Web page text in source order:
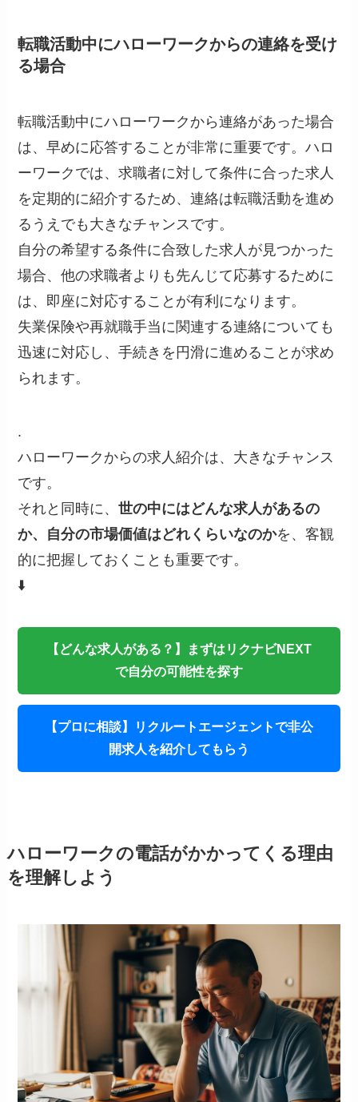
転職活動中にハローワークからの連絡を受け
る場合
転職活動中にハローワークから連絡があった場合
は、早めに応答することが非常に重要です。ハロ
ーワークでは、求職者に対して条件に合った求人
を定期的に紹介するため、連絡は転職活動を進め
るうえでも大きなチャンスです。
自分の希望する条件に合致した求人が見つかった
場合、他の求職者よりも先んじて応募するために
は、即座に対応することが有利になります。
失業保険や再就職手当に関連する連絡についても
迅速に対応し、手続きを円滑に進めることが求め
られます。
.
ハローワークからの求人紹介は、大きなチャンス
です。
それと同時に、世の中にはどんな求人があるの
か、自分の市場価値はどれくらいなのかを、客観
的に把握しておくことも重要です。
⬇️
【どんな求人がある？】まずはリクナビNEXT
で自分の可能性を探す
【プロに相談】リクルートエージェントで非公
開求人を紹介してもらう
ハローワークの電話がかかってくる理由
を理解しよう